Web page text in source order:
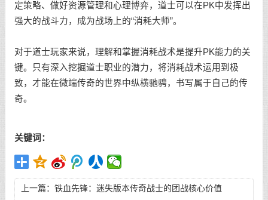
定策略、做好资源管理和心理博弈，道士可以在PK中发挥出
强大的战斗力，成为战场上的“消耗大师”。
对于道士玩家来说，理解和掌握消耗战术是提升PK能力的关
键。只有深入挖掘道士职业的潜力，将消耗战术运用到极
致，才能在微端传奇的世界中纵横驰骋，书写属于自己的传
奇。
关键词：
上一篇： 铁血先锋：迷失版本传奇战士的团战核心价值